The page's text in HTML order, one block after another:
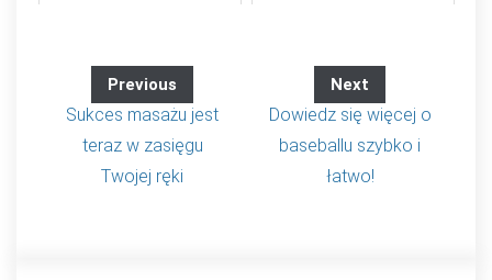
Previous
Sukces masażu jest
teraz w zasięgu
Twojej ręki
Next
Dowiedz się więcej o
baseballu szybko i
łatwo!